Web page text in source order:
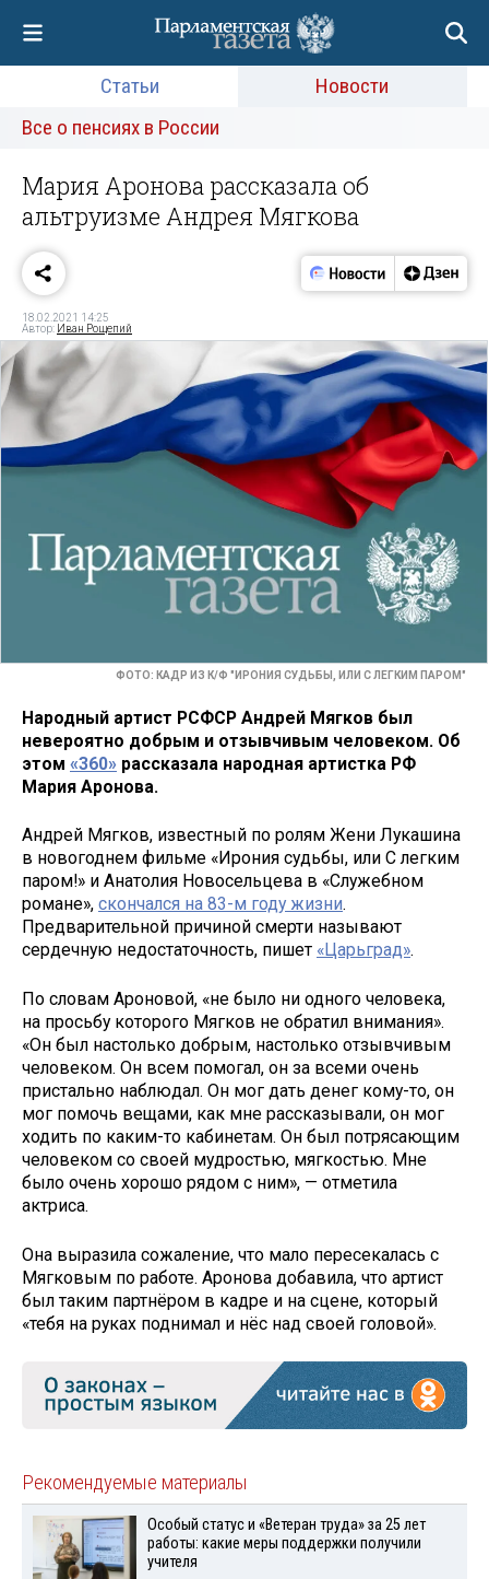
Статьи
Новости
Все о пенсиях в России
Мария Аронова рассказала об
альтруизме Андрея Мягкова
18.02.2021 14:25
Автор: Иван Рощепий
ФОТО: КАДР ИЗ К/Ф "ИРОНИЯ СУДЬБЫ, ИЛИ С ЛЕГКИМ ПАРОМ"
Народный артист РСФСР Андрей Мягков был
невероятно добрым и отзывчивым человеком. Об
этом «360» рассказала народная артистка РФ
Мария Аронова.
Андрей Мягков, известный по ролям Жени Лукашина
в новогоднем фильме «Ирония судьбы, или С легким
паром!» и Анатолия Новосельцева в «Служебном
романе», скончался на 83-м году жизни.
Предварительной причиной смерти называют
сердечную недостаточность, пишет «Царьград».
По словам Ароновой, «не было ни одного человека,
на просьбу которого Мягков не обратил внимания».
«Он был настолько добрым, настолько отзывчивым
человеком. Он всем помогал, он за всеми очень
пристально наблюдал. Он мог дать денег кому-то, он
мог помочь вещами, как мне рассказывали, он мог
ходить по каким-то кабинетам. Он был потрясающим
человеком со своей мудростью, мягкостью. Мне
было очень хорошо рядом с ним», — отметила
актриса.
Она выразила сожаление, что мало пересекалась с
Мягковым по работе. Аронова добавила, что артист
был таким партнёром в кадре и на сцене, который
«тебя на руках поднимал и нёс над своей головой».
Рекомендуемые материалы
Особый статус и «Ветеран труда» за 25 лет
работы: какие меры поддержки получили
учителя